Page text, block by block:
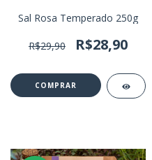
Sal Rosa Temperado 250g
R$29,90 R$28,90